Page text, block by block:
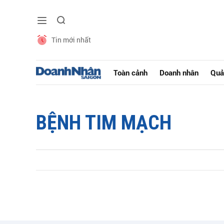
Tin mới nhất
Toàn cảnh Doanh nhân
BỆNH TIM MẠCH